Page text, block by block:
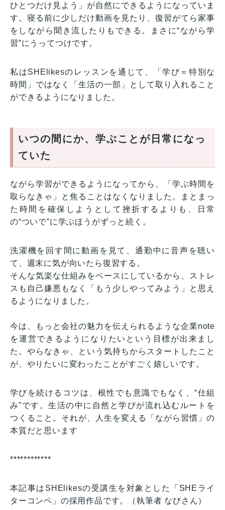
ひとつだけ見よう」が自然にできるようになっていま
す。寝る前に少しだけ動画を見たり、復習がてら家事
をしながら聞き流したりもできる。まさに“ながら学
習”にうってつけです。
私はSHElikesのレッスンを通じて、「学び＝特別な
時間」ではなく「生活の一部」として取り入れること
ができるようになりました。
いつの間にか、学ぶことが日常になっ
ていた
ながら学習ができるようになってから、「学ぶ時間を
取らなきゃ」と焦ることはなくなりました。まとまっ
た時間を確保しようとして挫折するよりも、日常
の“ついで”に学ぶほうがずっと続く。
洗濯機を回す間に動画を見て、通勤中に音声を聴い
て、週末に気が向いたら復習する。
そんな気楽な仕組みをベースにしているから、ストレ
スも自己嫌悪もなく「もう少しやってみよう」と思え
るようになりました。
今は、もっと会社の魅力を伝えられるような企業note
を運営できるようになりたいという目標が出来まし
た。やらなきゃ、という気持ちからスタートしたこと
が、やりたいに変わったことがすごく嬉しいです。
学びを続けるコツは、根性でも意識でもなく、“仕組
み”です。生活の中に自然と学びが流れ込むルートを
つくること。それが、人生を変える「ながら習慣」の
本質だと思います
************
本記事はSHElikesの受講生を対象とした「SHEライ
ターコンペ」の採用作品です。（執筆者 なびさん）